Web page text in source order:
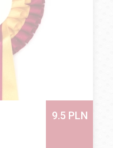
9.5 PLN